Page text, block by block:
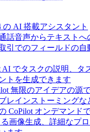
の AI 搭載アシスタント
話音声からテキストへ
引でのフィールドの自
AI でタスクの説明、タ
トを生成できます
無限のアイデアの源
レインストーミングな
CoPilot オンデマンド
画像生成、詳細なプ